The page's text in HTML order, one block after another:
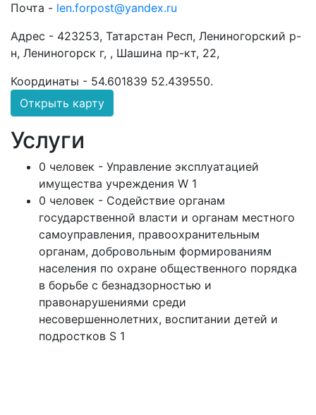
Почта - len.forpost@yandex.ru
Адрес - 423253, Татарстан Респ, Лениногорский р-
н, Лениногорск г, , Шашина пр-кт, 22,
Координаты - 54.601839 52.439550.
Открыть карту
Услуги
0 человек - Управление эксплуатацией
имущества учреждения W 1
0 человек - Содействие органам
государственной власти и органам местного
самоуправления, правоохранительным
органам, добровольным формированиям
населения по охране общественного порядка
в борьбе с безнадзорностью и
правонарушениями среди
несовершеннолетних, воспитании детей и
подростков S 1